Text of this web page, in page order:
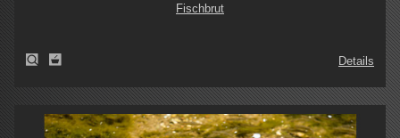
Fischbrut
Details